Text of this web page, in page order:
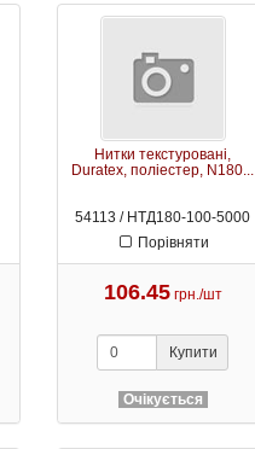
Нитки текстуровані,
Duratex, поліестер, N180...
54113 / НТД180-100-5000
Порівняти
106.45 грн./шт
Купити
Очікується